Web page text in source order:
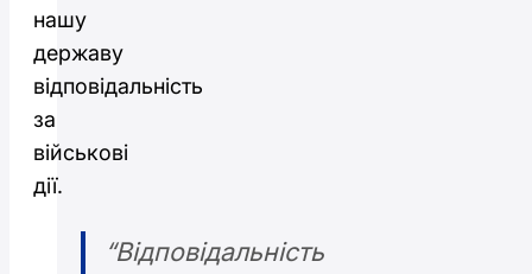
нашу
державу
відповідальність
за
військові
дії.
“Відповідальність